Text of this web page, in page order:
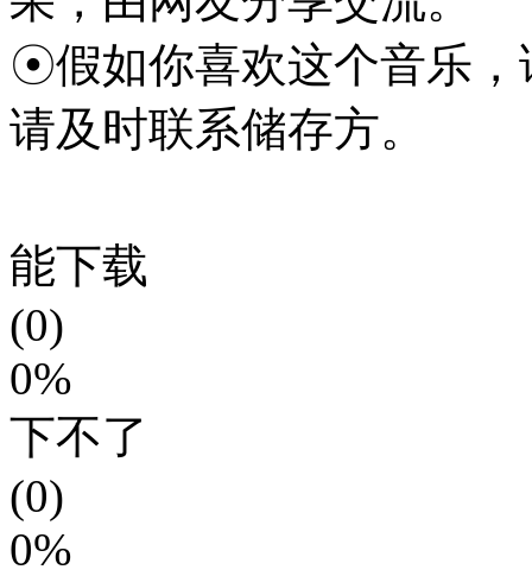
☉假如你喜欢这个音乐，
请及时联系储存方。
能下载
(0)
0%
下不了
(0)
0%